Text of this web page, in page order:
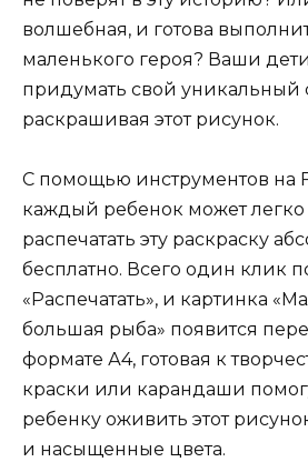
волшебная, и готова
маленького героя? Ваши
придумать свой уникальный
раскрашивая этот рисунок.
С помощью инструментов на
каждый ребенок может легко
распечатать эту раскраску
бесплатно. Всего один клик
«Распечатать», и картинка
большая рыба» появится
формате А4, готовая к
краски или карандаши
ребенку оживить этот
и насыщенные цвета.